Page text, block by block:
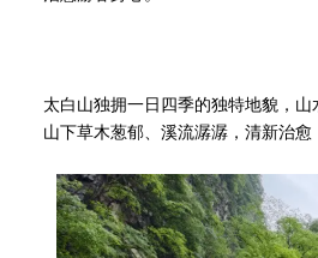
太白山独拥一日四季的独特地貌，山
山下草木葱郁、溪流潺潺，清新治